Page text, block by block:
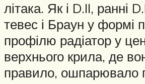
літака. Як і D.II, ранні
тевес і Браун у формі
профілю радіатор у
верхнього крила, де
правило, ошпарювало